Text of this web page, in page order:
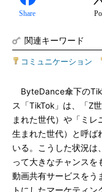
Share
関連キーワード
コミュニケーション
ByteDance傘下の
ス「TikTok」は、「Z
まれた世代）や「ミレ
生まれた世代）と呼ば
いる。こうした状況は
って大きなチャンスを
動画共有サービスをう